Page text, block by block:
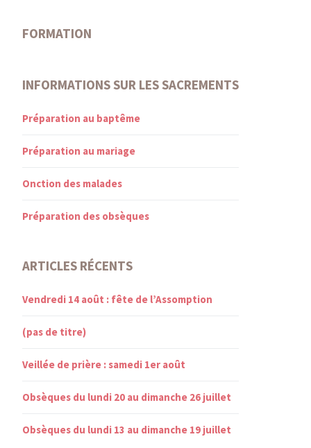
FORMATION
INFORMATIONS SUR LES SACREMENTS
Préparation au baptême
Préparation au mariage
Onction des malades
Préparation des obsèques
ARTICLES RÉCENTS
Vendredi 14 août : fête de l’Assomption
(pas de titre)
Veillée de prière : samedi 1er août
Obsèques du lundi 20 au dimanche 26 juillet
Obsèques du lundi 13 au dimanche 19 juillet